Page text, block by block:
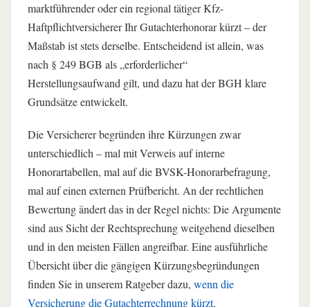
marktführender oder ein regional tätiger Kfz-
Haftpflichtversicherer Ihr Gutachterhonorar kürzt – der
Maßstab ist stets derselbe. Entscheidend ist allein, was
nach § 249 BGB als „erforderlicher“
Herstellungsaufwand gilt, und dazu hat der BGH klare
Grundsätze entwickelt.
Die Versicherer begründen ihre Kürzungen zwar
unterschiedlich – mal mit Verweis auf interne
Honorartabellen, mal auf die BVSK-Honorarbefragung,
mal auf einen externen Prüfbericht. An der rechtlichen
Bewertung ändert das in der Regel nichts: Die Argumente
sind aus Sicht der Rechtsprechung weitgehend dieselben
und in den meisten Fällen angreifbar. Eine ausführliche
Übersicht über die gängigen Kürzungsbegründungen
finden Sie in unserem Ratgeber dazu, wenn die
Versicherung die Gutachterrechnung kürzt.